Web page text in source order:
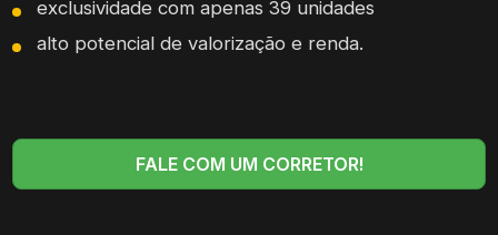
exclusividade com apenas 39 unidades
alto potencial de valorização e renda.
FALE COM UM CORRETOR!